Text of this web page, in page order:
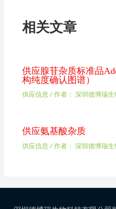
相关文章
供应腺苷杂质标准品
构纯度确认图谱）
供应信息 / 作者： 深圳德博瑞
供应氨基酸杂质
供应信息 / 作者： 深圳德博瑞